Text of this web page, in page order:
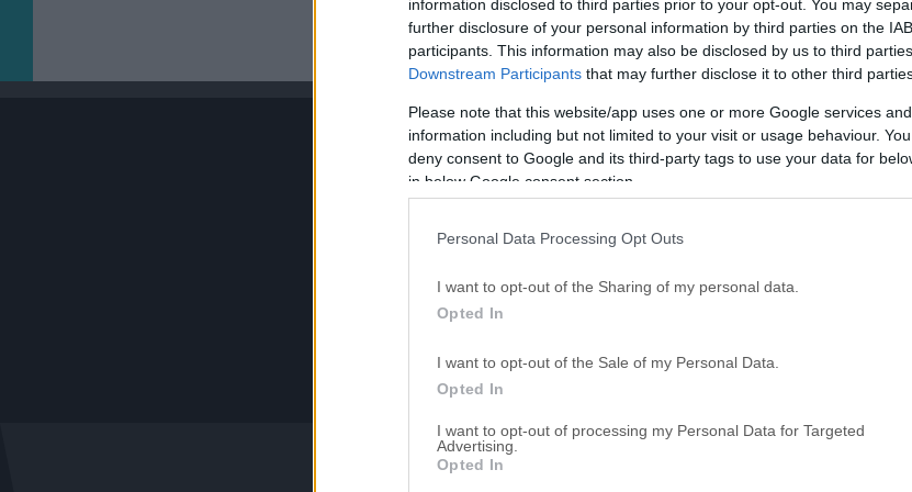
information disclosed to third parties prior to your opt-out. You may
further disclosure of your personal information by third parties on the
participants. This information may also be disclosed by us to third
Downstream Participants that may further disclose it to other third
Please note that this website/app uses one or more Google services
information including but not limited to your visit or usage behaviour.
deny consent to Google and its third-party tags to use your data for
in below Google consent section.
Personal Data Processing Opt Outs
I want to opt-out of the Sharing of my personal data.
Opted In
I want to opt-out of the Sale of my Personal Data.
Opted In
I want to opt-out of processing my Personal Data for Targeted
Advertising.
Opted In
Ο Κόστιτς δεν ήρθε, αλλά έδειξε τον δρόμο
Γιαννακόπουλος: «Όταν σου πετάνε μια πέτρα… τους καταστρέφεις» (VIDEO)